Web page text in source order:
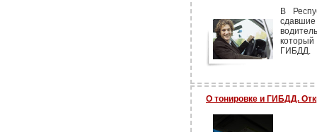
В
который
ГИБДД.
О тонировке и ГИБДД.